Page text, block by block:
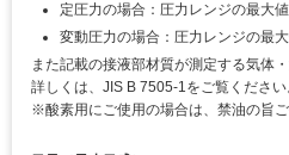
定圧力の場合：圧力レンジの最大
変動圧力の場合：圧力レンジの最
また記載の接液部材質が測定する気体
詳しくは、JIS B 7505-1をご覧ください
※酸素用にご使用の場合は、禁油の旨ご